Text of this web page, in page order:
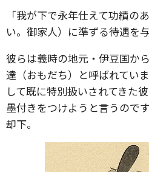
「我が下で永年仕えて功績の
い。御家人）に準ずる待遇を
彼らは義時の地元・伊豆国か
達（おもだち）と呼ばれてい
して既に特別扱いされてきた
墨付きをつけようと言うので
却下。